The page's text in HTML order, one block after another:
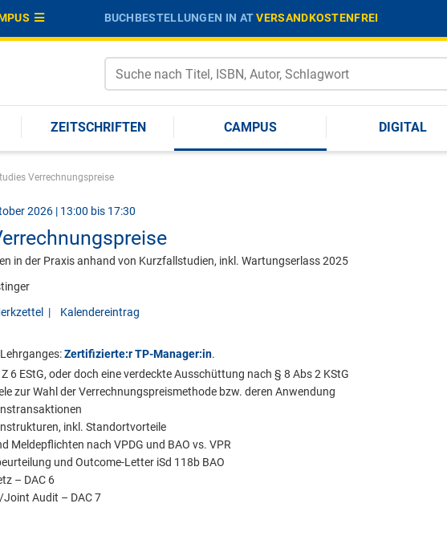
BUCHBESTELLUNGEN IN ATVERSANDKOSTENFREI
ZEITSCHRIFTEN CAMPUS DIGITAL
Verrechnungspreise
2026 | 13:00 bis 17:30
in der Praxis anhand von Kurzfallstudien, inkl. Wartungserlass 2025
| Kalendereintrag
Zertifizierte:r TP-Manager:in.
6 EStG, oder doch eine verdeckte Ausschüttung nach § 8 Abs 2 KStG
zur Wahl der Verrechnungspreismethode bzw. deren Anwendung
inkl. Standortvorteile
Meldepflichten nach VPDG und BAO vs. VPR
und Outcome-Letter iSd 118b BAO
– DAC 6
Audit – DAC 7